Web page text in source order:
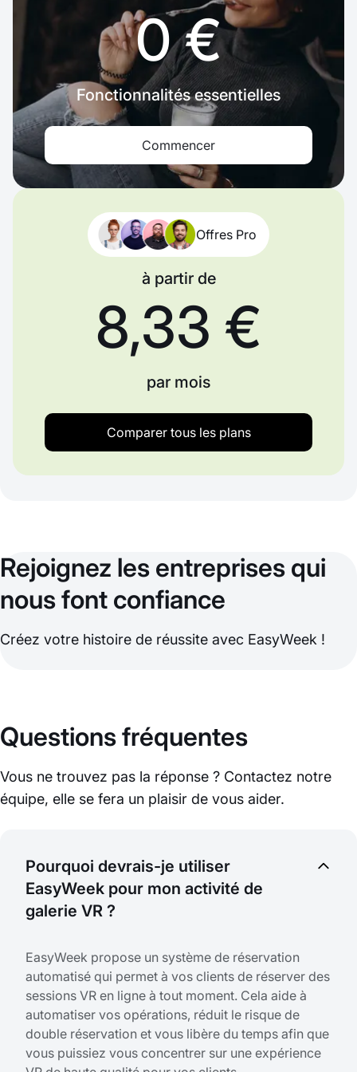
0 €
Fonctionnalités essentielles
Commencer
Offres Pro
à partir de
8,33 €
par mois
Comparer tous les plans
Rejoignez les entreprises qui
nous font confiance
Créez votre histoire de réussite avec EasyWeek !
Questions fréquentes
Vous ne trouvez pas la réponse ? Contactez notre
équipe, elle se fera un plaisir de vous aider.
Pourquoi devrais-je utiliser
EasyWeek pour mon activité de
galerie VR ?
EasyWeek propose un système de réservation
automatisé qui permet à vos clients de réserver des
sessions VR en ligne à tout moment. Cela aide à
automatiser vos opérations, réduit le risque de
double réservation et vous libère du temps afin que
vous puissiez vous concentrer sur une expérience